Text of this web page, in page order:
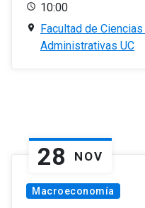
10:00
Facultad de
Administrativas UC
28 NOV
Macroeconomía